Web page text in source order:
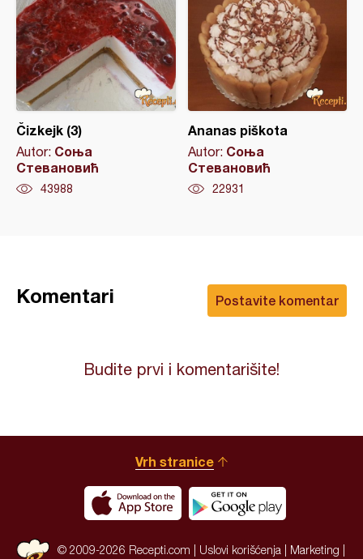
Čizkejk (3)
Autor: Соња
Стевановић
43988
Ananas piškota
Autor: Соња
Стевановић
22931
Postavite komentar
Komentari
Budite prvi i komentarišite!
Vrh stranice
© 2009-2026 Recepti.com | Uslovi korišćenja Marketing